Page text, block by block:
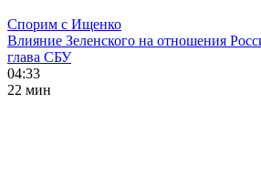
Спорим с Ищенко
Влияние Зеленского на отношения
глава СБУ
04:33
22 мин